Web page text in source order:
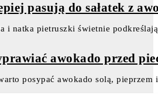
pasują do sałatek z
i natka pietruszki świetnie
awokado przed
posypać awokado solą,